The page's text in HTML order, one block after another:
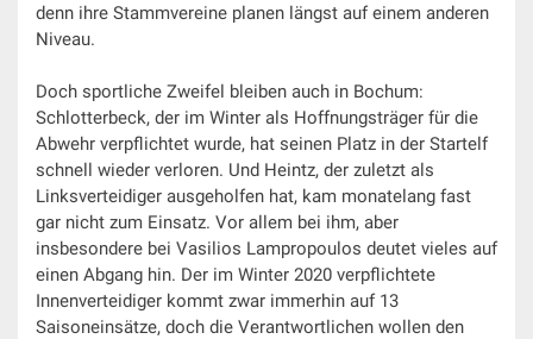
denn ihre Stammvereine planen längst auf einem anderen
Niveau.
Doch sportliche Zweifel bleiben auch in Bochum:
Schlotterbeck, der im Winter als Hoffnungsträger für die
Abwehr verpflichtet wurde, hat seinen Platz in der Startelf
schnell wieder verloren. Und Heintz, der zuletzt als
Linksverteidiger ausgeholfen hat, kam monatelang fast
gar nicht zum Einsatz. Vor allem bei ihm, aber
insbesondere bei Vasilios Lampropoulos deutet vieles auf
einen Abgang hin. Der im Winter 2020 verpflichtete
Innenverteidiger kommt zwar immerhin auf 13
Saisoneinsätze, doch die Verantwortlichen wollen den